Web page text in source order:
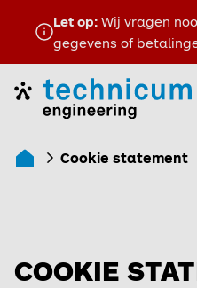
Let op: Wij vragen
gegevens of
Home
Cookie statement
COOKIE